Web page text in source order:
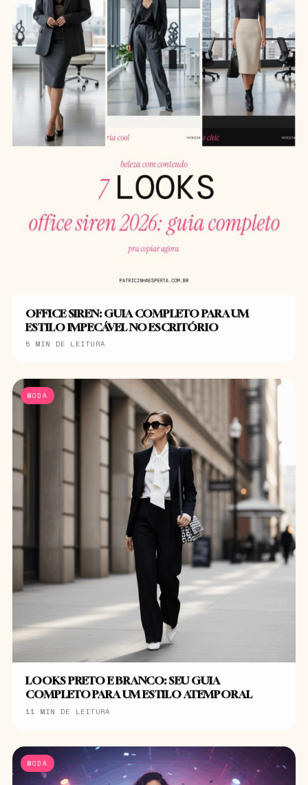
OFFICE SIREN: GUIA COMPLETO PARA UM
ESTILO IMPECÁVEL NO ESCRITÓRIO
5 MIN DE LEITURA
MODA
LOOKS PRETO E BRANCO: SEU GUIA
COMPLETO PARA UM ESTILO ATEMPORAL
11 MIN DE LEITURA
MODA